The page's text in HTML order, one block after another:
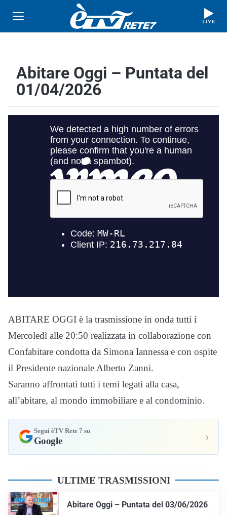
LIVE
Abitare Oggi – Puntata del
01/04/2026
ABITARE OGGI è la trasmissione in onda tutti i
Mercoledì alle 20:50 realizzata in collaborazione con
Confabitare condotta da Simona Iannessa e con ospite
il Presidente nazionale Alberto Zanni.
Saranno affrontati tutti i temi legati alla casa,
all’abitare, al mondo immobiliare e al condominio.
Segui èTV Rete 7 su
Google ›
ULTIME TRASMISSIONI
Abitare Oggi – Puntata del 03/06/2026